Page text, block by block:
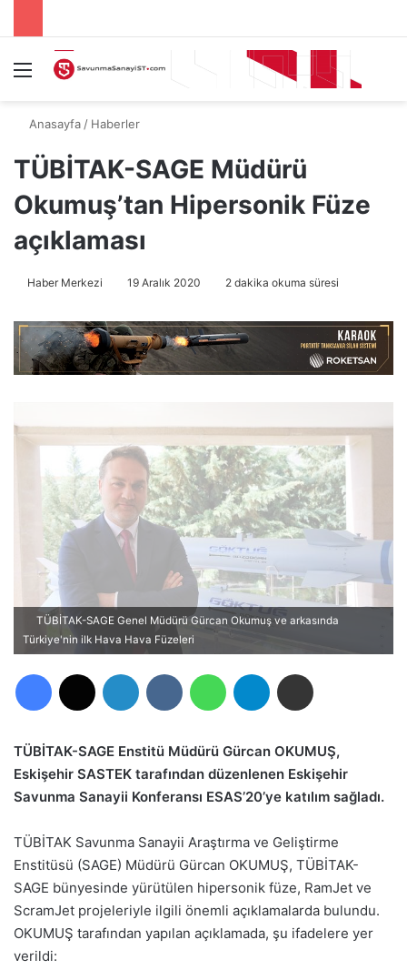
Menü
Anasayfa / Haberler
TÜBİTAK-SAGE Müdürü
Okumuş’tan Hipersonik Füze
açıklaması
Haber Merkezi 19 Aralık 2020 2 dakika okuma süresi
TÜBİTAK-SAGE Genel Müdürü Gürcan Okumuş ve arkasında
Türkiye'nin ilk Hava Hava Füzeleri
TÜBİTAK-SAGE Enstitü Müdürü Gürcan OKUMUŞ,
Eskişehir SASTEK tarafından düzenlenen Eskişehir
Savunma Sanayii Konferansı ESAS’20’ye katılım sağladı.
TÜBİTAK Savunma Sanayii Araştırma ve Geliştirme
Enstitüsü (SAGE) Müdürü Gürcan OKUMUŞ, TÜBİTAK-
SAGE bünyesinde yürütülen hipersonik füze, RamJet ve
ScramJet projeleriyle ilgili önemli açıklamalarda bulundu.
OKUMUŞ tarafından yapılan açıklamada, şu ifadelere yer
verildi: